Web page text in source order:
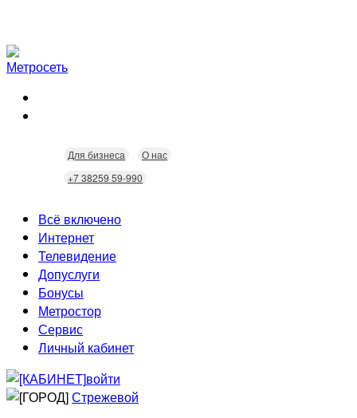
Для бизнеса
О нас
+7 38259 59-990
Всё включено
Интернет
Скорость
Безопасность
Wi-Fi
Технологии
Телевидение
Кабельное ТВ
Интерактивное ТВ
Допуслуги
Видеонаблюдение
Городские камеры
Домофония
Бонусы
Статусы
Бонусы
Скидки
Метростор
Сервис
Неисправности
Домовые сети
Личный кабинет
войти
Стрежевой